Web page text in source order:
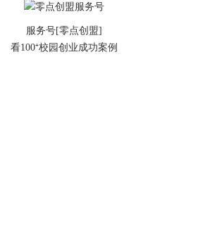
服务号[零点创盟]
看100⁺校园创业成功案例